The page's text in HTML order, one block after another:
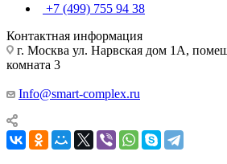
+7 (499) 755 94 38
Контактная информация
г. Москва ул. Нарвская дом 1А,
комната 3
Info@smart-complex.ru